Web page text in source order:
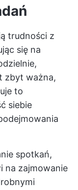
trudności z
się na
zbyt ważna,
to
siebie
spotkań,
na zajmowanie